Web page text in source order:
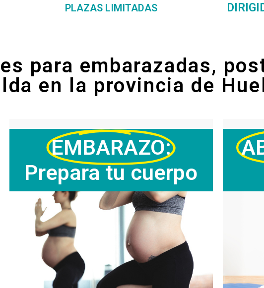
PLAZAS LIMITADAS
para embarazadas,
en la provincia de
EMBARAZO:
Prepara tu cuerpo